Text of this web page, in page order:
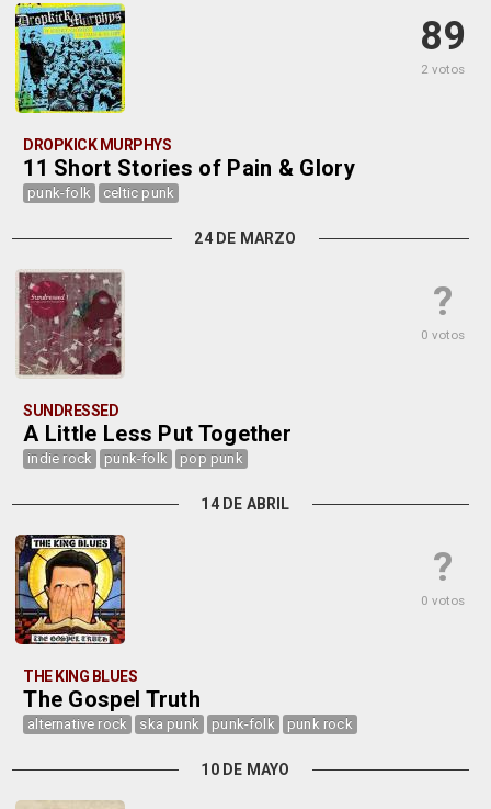
89
2 votos
DROPKICK MURPHYS
11 Short Stories of Pain & Glory
punk-folk celtic punk
24 DE MARZO
?
0 votos
SUNDRESSED
A Little Less Put Together
indie rock punk-folk pop punk
14 DE ABRIL
?
0 votos
THE KING BLUES
The Gospel Truth
alternative rock ska punk punk-folk punk rock
10 DE MAYO